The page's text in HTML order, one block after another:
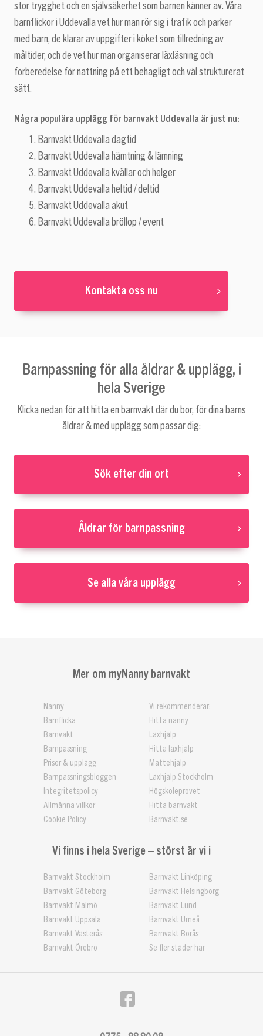
stor trygghet och en självsäkerhet som barnen känner av. Våra
barnflickor i Uddevalla vet hur man rör sig i trafik och parker
med barn, de klarar av uppgifter i köket som tillredning av
måltider, och de vet hur man organiserar läxläsning och
förberedelse för nattning på ett behagligt och väl strukturerat
sätt.
Några populära upplägg för barnvakt Uddevalla är just nu:
Barnvakt Uddevalla dagtid
Barnvakt Uddevalla hämtning & lämning
Barnvakt Uddevalla kvällar och helger
Barnvakt Uddevalla heltid / deltid
Barnvakt Uddevalla akut
Barnvakt Uddevalla bröllop / event
Kontakta oss nu
Barnpassning för alla åldrar & upplägg, i
hela Sverige
Klicka nedan för att hitta en barnvakt där du bor, för dina barns
åldrar & med upplägg som passar dig:
Sök efter din ort
Åldrar för barnpassning
Se alla våra upplägg
Mer om myNanny barnvakt
Nanny
Barnflicka
Barnvakt
Barnpassning
Priser & upplägg
Barnpassningsbloggen
Integritetspolicy
Allmänna villkor
Cookie Policy
Vi rekommenderar:
Hitta nanny
Läxhjälp
Hitta läxhjälp
Mattehjälp
Läxhjälp Stockholm
Högskoleprovet
Hitta barnvakt
Barnvakt.se
Vi finns i hela Sverige – störst är vi i
Barnvakt Stockholm
Barnvakt Göteborg
Barnvakt Malmö
Barnvakt Uppsala
Barnvakt Västerås
Barnvakt Örebro
Barnvakt Linköping
Barnvakt Helsingborg
Barnvakt Lund
Barnvakt Umeå
Barnvakt Borås
Se fler städer här